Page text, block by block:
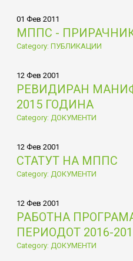
01 Фев 2011
МППС -
Category: ПУБЛИКАЦИИ
12 Фев 2001
РЕВИДИРАН
2015 ГОДИНА
Category: ДОКУМЕНТИ
12 Фев 2001
СТАТУТ НА МППС
Category: ДОКУМЕНТИ
12 Фев 2001
РАБОТНА
ПЕРИОДОТ 2016-
Category: ДОКУМЕНТИ